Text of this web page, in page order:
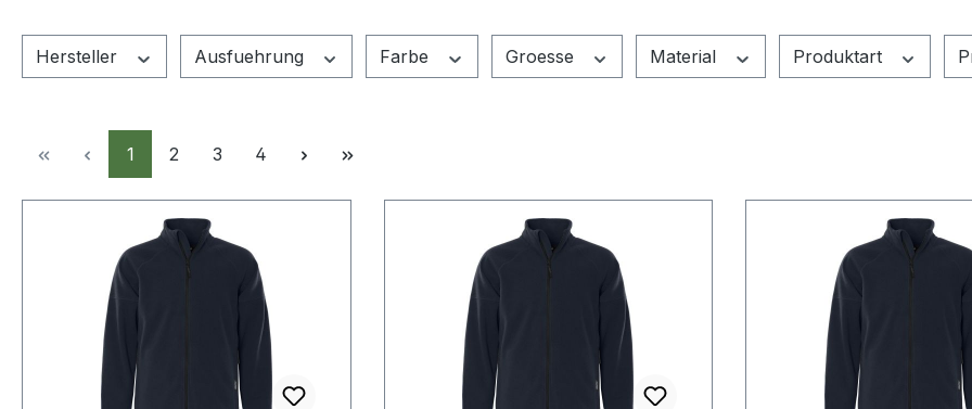
Hersteller Ausfuehrung Farbe Groesse Material Produktart
Seite
1 Seite
2 Seite
3 Seite
4